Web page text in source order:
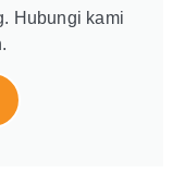
Hubungi kami